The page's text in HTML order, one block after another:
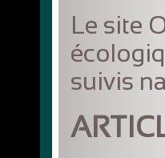
Le site
suivis